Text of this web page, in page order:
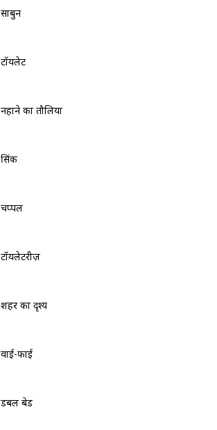
साबुन
टॉयलेट
नहाने का तौलिया
सिंक
चप्पल
टॉयलेटरीज़
शहर का दृश्य
वाई-फाई
डबल बेड